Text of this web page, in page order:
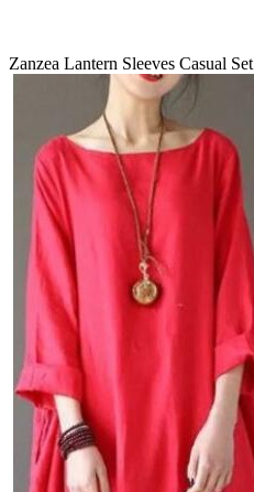
Zanzea Lantern Sleeves Casual Set